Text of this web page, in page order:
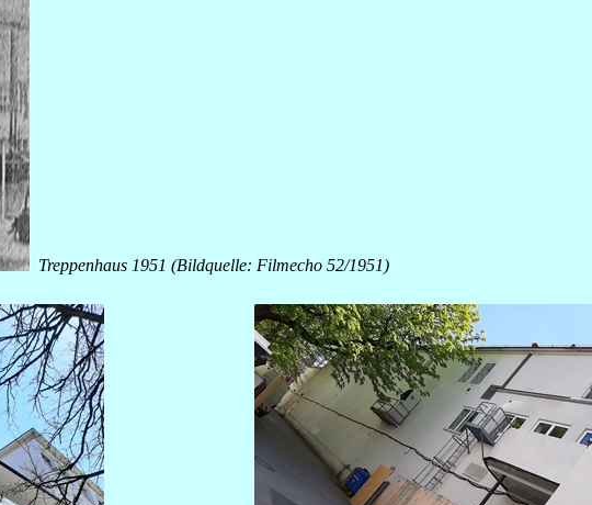
Treppenhaus 1951 (Bildquelle: Filmecho 52/1951)